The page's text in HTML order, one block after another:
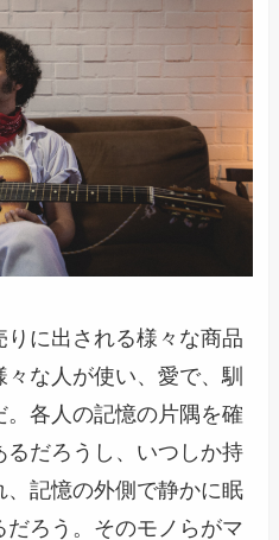
りに出される様々な商品
な人が使い、愛で、馴
各人の記憶の片隅を確
だろうし、いつしか持
記憶の外側で静かに眠
だろう。そのモノらがマ